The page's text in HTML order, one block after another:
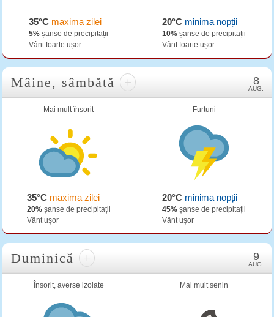
35°C maxima zilei
5% șanse de precipitații
Vânt foarte ușor
20°C minima nopții
10% șanse de precipitații
Vânt foarte ușor
Mâine, sâmbătă + 8
AUG.
Mai mult însorit
35°Cmaxima zilei
20%șanse de precipitații
Vânt ușor
Furtuni
20°C minima nopții
45% șanse de precipitații
Vânt ușor
Duminică + 9
AUG.
Însorit, averse izolate Mai mult senin